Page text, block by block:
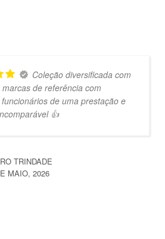
Coleção diversificada com
de referência com
de uma prestação e
👍
TRINDADE
MAIO, 2026